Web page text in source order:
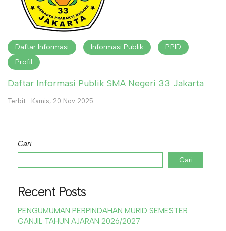
Daftar Informasi Informasi Publik
PPID
Profil
Daftar Informasi Publik SMA Negeri 33 Jakarta
Terbit : Kamis, 20 Nov 2025
Cari
Cari
Recent Posts
PENGUMUMAN PERPINDAHAN MURID SEMESTER
GANJIL TAHUN AJARAN 2026/2027